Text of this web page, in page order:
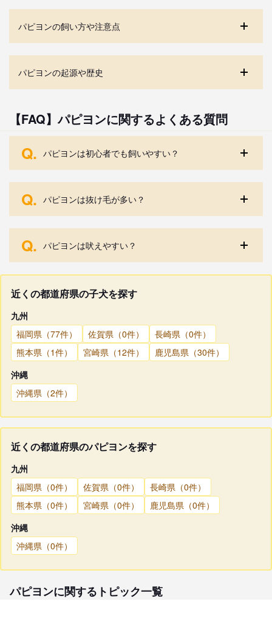
パピヨンの飼い方や注意点
パピヨンの起源や歴史
【FAQ】パピヨンに関するよくある質問
Q. パピヨンは初心者でも飼いやすい？
Q. パピヨンは抜け毛が多い？
Q. パピヨンは吠えやすい？
近くの都道府県の子犬を探す
九州
福岡県（77件）
佐賀県（0件）
長崎県（0件）
熊本県（1件）
宮崎県（12件）
鹿児島県（30件）
沖縄
沖縄県（2件）
近くの都道府県のパピヨンを探す
九州
福岡県（0件）
佐賀県（0件）
長崎県（0件）
熊本県（0件）
宮崎県（0件）
鹿児島県（0件）
沖縄
沖縄県（0件）
パピヨンに関するトピック一覧